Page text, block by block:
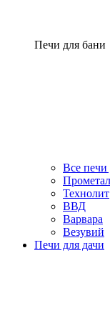
Печи для бани
Все печи
Технолит
ВВД
Варвара
Везувий
Печи для дачи